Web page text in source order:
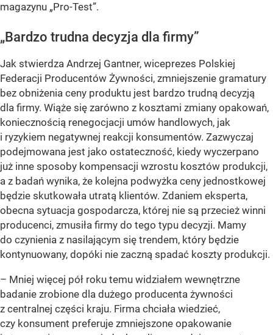
magazynu „Pro-Test”.
„Bardzo trudna decyzja dla firmy”
Jak stwierdza Andrzej Gantner, wiceprezes Polskiej
Federacji Producentów Żywności, zmniejszenie gramatury
bez obniżenia ceny produktu jest bardzo trudną decyzją
dla firmy. Wiąże się zarówno z kosztami zmiany opakowań,
koniecznością renegocjacji umów handlowych, jak
i ryzykiem negatywnej reakcji konsumentów. Zazwyczaj
podejmowana jest jako ostateczność, kiedy wyczerpano
już inne sposoby kompensacji wzrostu kosztów produkcji,
a z badań wynika, że kolejna podwyżka ceny jednostkowej
będzie skutkowała utratą klientów. Zdaniem eksperta,
obecna sytuacja gospodarcza, której nie są przecież winni
producenci, zmusiła firmy do tego typu decyzji. Mamy
do czynienia z nasilającym się trendem, który będzie
kontynuowany, dopóki nie zaczną spadać koszty produkcji.
– Mniej więcej pół roku temu widziałem wewnętrzne
badanie zrobione dla dużego producenta żywności
z centralnej części kraju. Firma chciała wiedzieć,
czy konsument preferuje zmniejszone opakowanie